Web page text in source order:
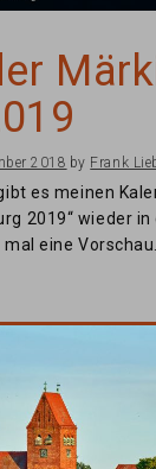
2018 by Frank
es meinen
2019“ wieder in
eine